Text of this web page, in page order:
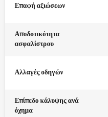
Επαφή αξιώσεων
Αποδοτικότητα
ασφαλίστρου
Αλλαγές οδηγών
Επίπεδο κάλυψης ανά
όχημα